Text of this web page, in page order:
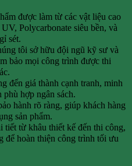
được làm từ các vật liệu cao
Polycarbonate siêu bền, và
sét.
tôi sở hữu đội ngũ kỹ sư và
bảo mọi công trình được thi
đến giá thành cạnh tranh, minh
hợp ngân sách.
hành rõ ràng, giúp khách hàng
sản phẩm.
từ khâu thiết kế đến thi công,
để hoàn thiện công trình tối ưu